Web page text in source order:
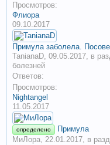
Просмотров:
Флиора
09.10.2017
Примула заболела.
TanianaD, 09.05.2017, в
болезней
Ответов:
Просмотров:
Nightangel
11.05.2017
определено
Примула
МиЛора, 22.01.2017, в